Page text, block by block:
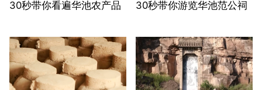
30秒带你看遍华池农产品 30秒带你游览华池范公祠